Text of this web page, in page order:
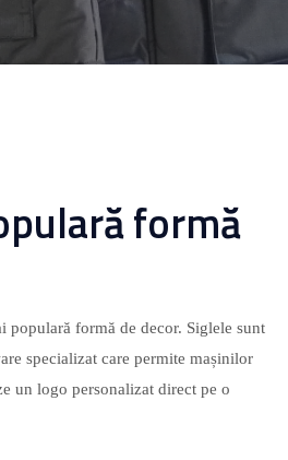
formă
populară formă de decor. Siglele sunt
specializat care permite mașinilor
un logo personalizat direct pe o